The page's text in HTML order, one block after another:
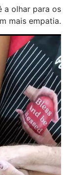
a olhar para os
mais empatia.